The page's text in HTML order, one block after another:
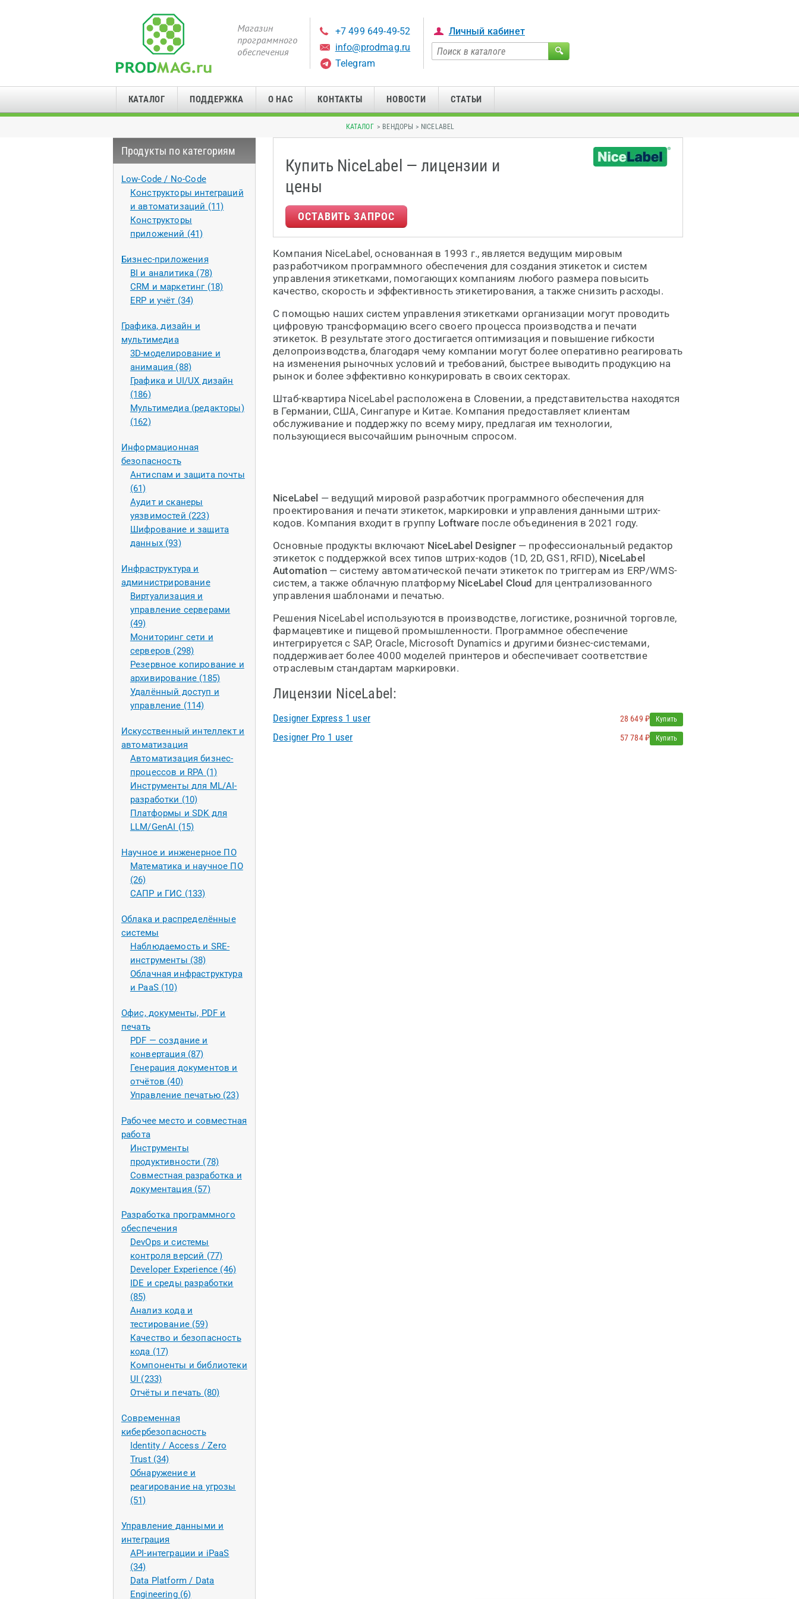
+7 499 649-49-52
info@prodmag.ru
Telegram
Личный кабинет
КАТАЛОГ ПОДДЕРЖКА О НАС КОНТАКТЫ НОВОСТИ СТАТЬИ
КАТАЛОГ > ВЕНДОРЫ > NICELABEL
Продукты по категориям
Low-Code / No-Code
Конструкторы интеграций
и автоматизаций (11)
Конструкторы
приложений (41)
Бизнес-приложения
BI и аналитика (78)
CRM и маркетинг (18)
ERP и учёт (34)
Графика, дизайн и
мультимедиа
3D-моделирование и
анимация (88)
Графика и UI/UX дизайн
(186)
Мультимедиа (редакторы)
(162)
Информационная
безопасность
Антиспам и защита почты
(61)
Аудит и сканеры
уязвимостей (223)
Шифрование и защита
данных (93)
Инфраструктура и
администрирование
Виртуализация и
управление серверами
(49)
Мониторинг сети и
серверов (298)
Резервное копирование и
архивирование (185)
Удалённый доступ и
управление (114)
Искусственный интеллект и
автоматизация
Автоматизация бизнес-
процессов и RPA (1)
Инструменты для ML/AI-
разработки (10)
Платформы и SDK для
LLM/GenAI (15)
Научное и инженерное ПО
Математика и научное ПО
(26)
САПР и ГИС (133)
Облака и распределённые
системы
Наблюдаемость и SRE-
инструменты (38)
Облачная инфраструктура
и PaaS (10)
Офис, документы, PDF и
печать
PDF — создание и
конвертация (87)
Генерация документов и
отчётов (40)
Управление печатью (23)
Рабочее место и совместная
работа
Инструменты
продуктивности (78)
Совместная разработка и
документация (57)
Разработка программного
обеспечения
DevOps и системы
контроля версий (77)
Developer Experience (46)
IDE и среды разработки
(85)
Анализ кода и
тестирование (59)
Качество и безопасность
кода (17)
Компоненты и библиотеки
UI (233)
Отчёты и печать (80)
Современная
кибербезопасность
Identity / Access / Zero
Trust (34)
Обнаружение и
реагирование на угрозы
(51)
Управление данными и
интеграция
API-интеграции и iPaaS
(34)
Data Platform / Data
Engineering (6)
Купить NiceLabel — лицензии и
цены
ОСТАВИТЬ ЗАПРОС
Компания NiceLabel, основанная в 1993 г., является ведущим мировым
разработчиком программного обеспечения для создания этикеток и систем
управления этикетками, помогающих компаниям любого размера повысить
качество, скорость и эффективность этикетирования, а также снизить расходы.
С помощью наших систем управления этикетками организации могут проводить
цифровую трансформацию всего своего процесса производства и печати
этикеток. В результате этого достигается оптимизация и повышение гибкости
делопроизводства, благодаря чему компании могут более оперативно реагировать
на изменения рыночных условий и требований, быстрее выводить продукцию на
рынок и более эффективно конкурировать в своих секторах.
Штаб-квартира NiceLabel расположена в Словении, а представительства находятся
в Германии, США, Сингапуре и Китае. Компания предоставляет клиентам
обслуживание и поддержку по всему миру, предлагая им технологии,
пользующиеся высочайшим рыночным спросом.
NiceLabel — ведущий мировой разработчик программного обеспечения для
проектирования и печати этикеток, маркировки и управления данными штрих-
кодов. Компания входит в группу Loftwareпосле объединения в 2021 году.
Основные продукты включают NiceLabel Designer— профессиональный редактор
этикеток с поддержкой всех типов штрих-кодов (1D, 2D, GS1, RFID), NiceLabel
Automation— систему автоматической печати этикеток по триггерам из ERP/WMS-
систем, а также облачную платформу NiceLabel Cloud для централизованного
управления шаблонами и печатью.
Решения NiceLabel используются в производстве, логистике, розничной торговле,
фармацевтике и пищевой промышленности. Программное обеспечение
интегрируется с SAP, Oracle, Microsoft Dynamics и другими бизнес-системами,
поддерживает более 4000 моделей принтеров и обеспечивает соответствие
отраслевым стандартам маркировки.
Лицензии NiceLabel:
Designer Express 1 user 28 649 ₽ Купить
Designer Pro 1 user 57 784 ₽ Купить